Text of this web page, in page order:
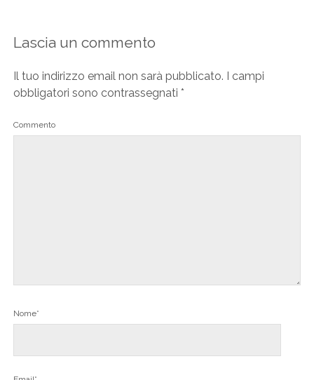
Lascia un commento
Il tuo indirizzo email non sarà pubblicato. I campi
obbligatori sono contrassegnati *
Commento
Nome*